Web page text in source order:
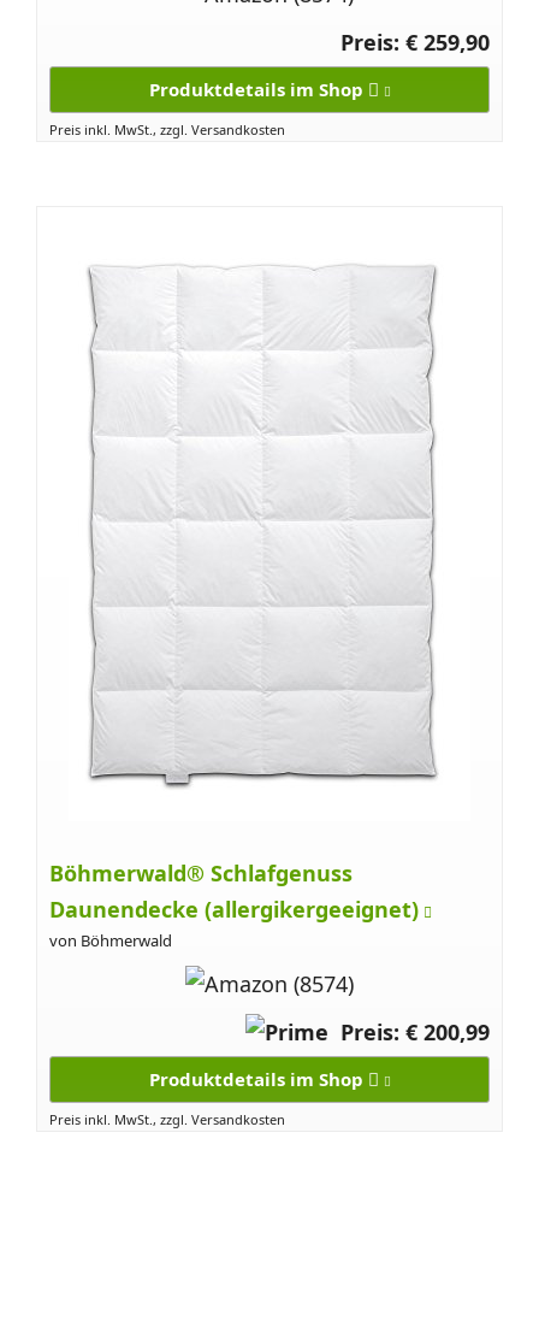
Preis: € 259,90
Produktdetails im Shop
Preis inkl. MwSt., zzgl. Versandkosten
Böhmerwald® Schlafgenuss
Daunendecke (allergikergeeignet)
von Böhmerwald
Preis: € 200,99
Produktdetails im Shop
Preis inkl. MwSt., zzgl. Versandkosten